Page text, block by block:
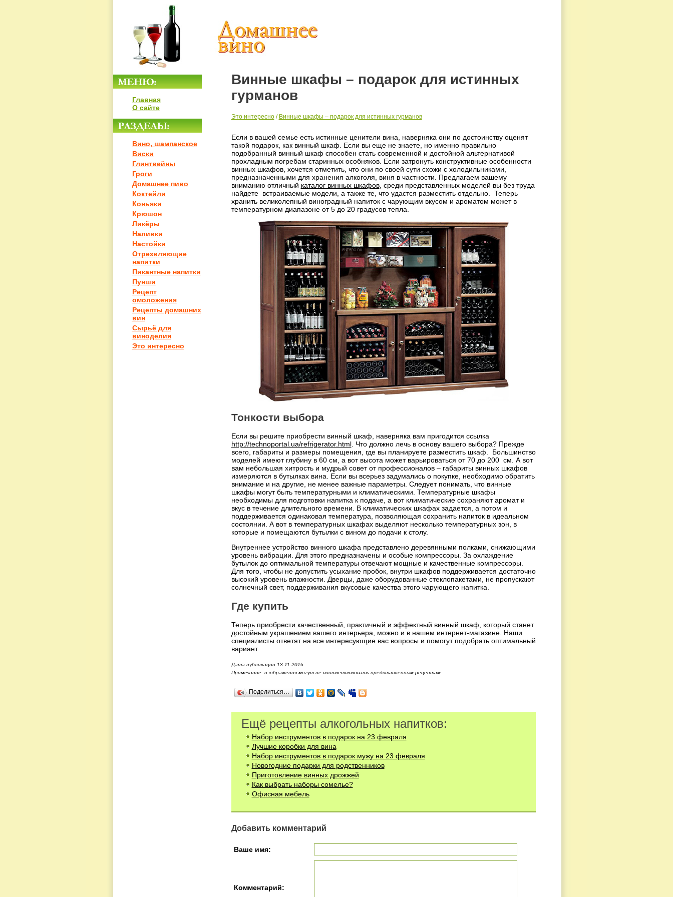
Главная
О сайте
Вино, шампанское
Виски
Глинтвейны
Гроги
Домашнее пиво
Коктейли
Коньяки
Крюшон
Ликёры
Наливки
Настойки
Отрезвляющие
напитки
Пикантные напитки
Пунши
Рецепт
омоложения
Рецепты домашних
вин
Сырьё для
виноделия
Это интересно
Винные шкафы – подарок для истинных
гурманов
Это интересно/ Винные шкафы – подарок для истинных гурманов
Если в вашей семье есть истинные ценители вина, наверняка они по достоинству оценят
такой подарок, как винный шкаф. Если вы еще не знаете, но именно правильно
подобранный винный шкаф способен стать современной и достойной альтернативой
прохладным погребам старинных особняков. Если затронуть конструктивные особенности
винных шкафов, хочется отметить, что они по своей сути схожи с холодильниками,
предназначенными для хранения алкоголя, виня в частности. Предлагаем вашему
вниманию отличный каталог винных шкафов, среди представленных моделей вы без труда
найдете встраиваемые модели, а также те, что удастся разместить отдельно. Теперь
хранить великолепный виноградный напиток с чарующим вкусом и ароматом может в
температурном диапазоне от 5 до 20 градусов тепла.
Тонкости выбора
Если вы решите приобрести винный шкаф, наверняка вам пригодится ссылка
http://technoportal.ua/refrigerator.html. Что должно лечь в основу вашего выбора? Прежде
всего, габариты и размеры помещения, где вы планируете разместить шкаф. Большинство
моделей имеют глубину в 60 см, а вот высота может варьироваться от 70 до 200 см. А вот
вам небольшая хитрость и мудрый совет от профессионалов – габариты винных шкафов
измеряются в бутылках вина. Если вы всерьез задумались о покупке, необходимо обратить
внимание и на другие, не менее важные параметры. Следует понимать, что винные
шкафы могут быть температурными и климатическими. Температурные шкафы
необходимы для подготовки напитка к подаче, а вот климатические сохраняют аромат и
вкус в течение длительного времени. В климатических шкафах задается, а потом и
поддерживается одинаковая температура, позволяющая сохранить напиток в идеальном
состоянии. А вот в температурных шкафах выделяют несколько температурных зон, в
которые и помещаются бутылки с вином до подачи к столу.
Внутреннее устройство винного шкафа представлено деревянными полками, снижающими
уровень вибрации. Для этого предназначены и особые компрессоры. За охлаждение
бутылок до оптимальной температуры отвечают мощные и качественные компрессоры.
Для того, чтобы не допустить усыхание пробок, внутри шкафов поддерживается достаточно
высокий уровень влажности. Дверцы, даже оборудованные стеклопакетами, не пропускают
солнечный свет, поддерживания вкусовые качества этого чарующего напитка.
Где купить
Теперь приобрести качественный, практичный и эффектный винный шкаф, который станет
достойным украшением вашего интерьера, можно и в нашем интернет-магазине. Наши
специалисты ответят на все интересующие вас вопросы и помогут подобрать оптимальный
вариант.
Дата публикации 13.11.2016
Примечание: изображения могут не соответствовать представленным рецептам.
Поделиться…
Ещё рецепты алкогольных напитков:
Набор инструментов в подарок на 23 февраля
Лучшие коробки для вина
Набор инструментов в подарок мужу на 23 февраля
Новогодние подарки для родственников
Приготовление винных дрожжей
Как выбрать наборы сомелье?
Офисная мебель
Добавить комментарий
Ваше имя:
Комментарий: